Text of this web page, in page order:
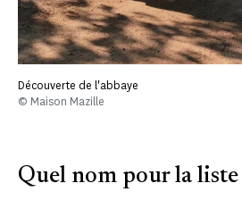
Découverte de l'abbaye
© Maison Mazille
Quel nom pour la